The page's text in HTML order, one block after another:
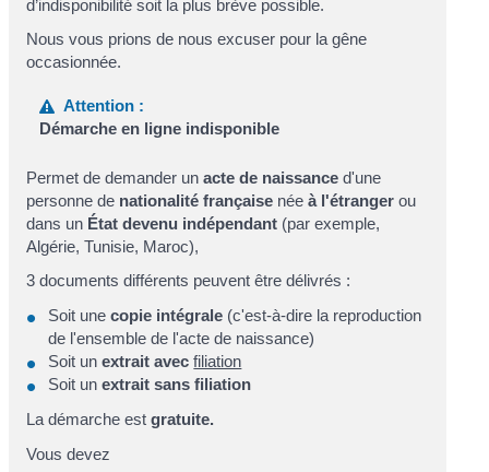
d’indisponibilité soit la plus brève possible.
Nous vous prions de nous excuser pour la gêne
occasionnée.
Attention :
Démarche en ligne indisponible
Permet de demander unacte de naissance d'une
personne de nationalité française néeà l'étranger ou
dans un État devenu indépendant (par exemple,
Algérie, Tunisie, Maroc),
3 documents différents peuvent être délivrés :
Soit unecopie intégrale (c'est-à-dire la reproduction
de l'ensemble de l'acte de naissance)
Soit unextrait avecfiliation
Soit unextrait sans filiation
La démarche estgratuite.
Vous devez